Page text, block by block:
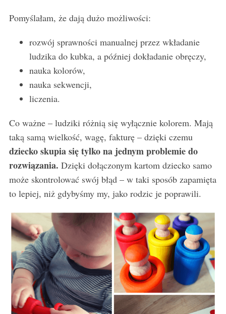
Pomyślałam, że dają dużo możliwości:
rozwój sprawności manualnej przez wkładanie
ludzika do kubka, a później dokładanie obręczy,
nauka kolorów,
nauka sekwencji,
liczenia.
Co ważne – ludziki różnią się wyłącznie kolorem. Mają
taką samą wielkość, wagę, fakturę – dzięki czemu
dziecko skupia się tylko na jednym problemie do
rozwiązania. Dzięki dołączonym kartom dziecko samo
może skontrolować swój błąd – w taki sposób zapamięta
to lepiej, niż gdybyśmy my, jako rodzic je poprawili.